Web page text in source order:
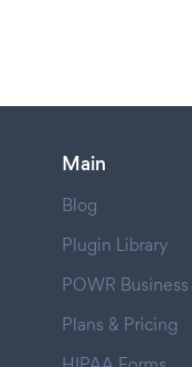
Main
Blog
Plugin Library
POWR Business
Plans & Pricing